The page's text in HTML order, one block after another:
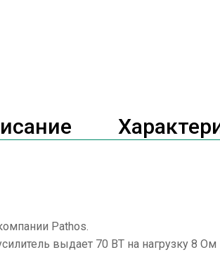
Pathos.
выдает 70 ВТ на нагрузку 8